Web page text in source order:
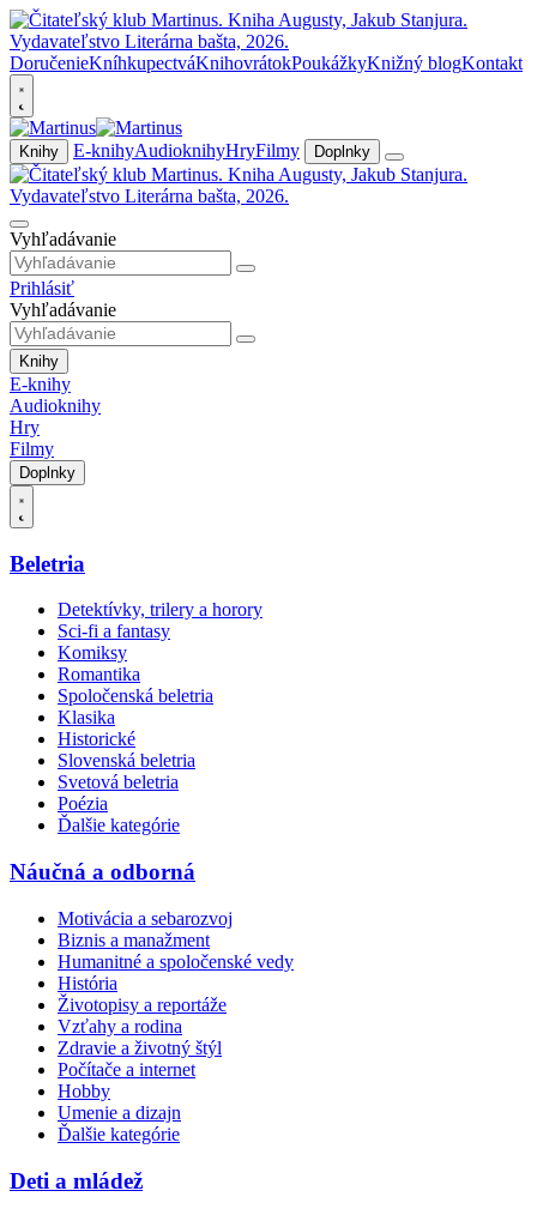
DoručenieKníhkupectváKnihovrátokPoukážkyKnižný blogKontakt
Knihy E-knihyAudioknihyHryFilmy Doplnky
Vyhľadávanie
Prihlásiť
Vyhľadávanie
Knihy
E-knihy
Audioknihy
Hry
Filmy
Doplnky
Beletria
Detektívky, trilery a horory
Sci-fi a fantasy
Komiksy
Romantika
Spoločenská beletria
Klasika
Historické
Slovenská beletria
Svetová beletria
Poézia
Ďalšie kategórie
Náučná a odborná
Motivácia a sebarozvoj
Biznis a manažment
Humanitné a spoločenské vedy
História
Životopisy a reportáže
Vzťahy a rodina
Zdravie a životný štýl
Počítače a internet
Hobby
Umenie a dizajn
Ďalšie kategórie
Deti a mládež